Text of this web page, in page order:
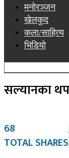
मनोरञ्जन
खेलकुद
कला/साहित्य
भिडियो
सल्यानका थप
68
TOTAL SHARES